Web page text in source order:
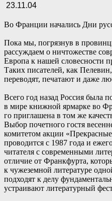
23.11.04
Во Франции начались Дни
Пока мы, погрязнув в
рассуждаем о ничтожестве
Европа к нашей словесности
Таких писателей, как
переводят, печатают и даже
Всего год назад Россия была
в мире книжной ярмарке во
го приглашена в том же
Выбор почетного гостя
комитетом акции
проводится с 1987 года и
читателя с современными
отличие от Франкфурта,
к чужеземной литературе
подходят к делу
устраивают литературный